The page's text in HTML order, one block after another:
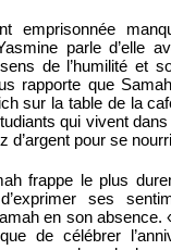
emprisonnée
parle d’elle
de l’humilité et
rapporte que
sur la table de la
qui vivent dans
d’argent pour se
frappe le plus
ses
en son absence.
de célébrer